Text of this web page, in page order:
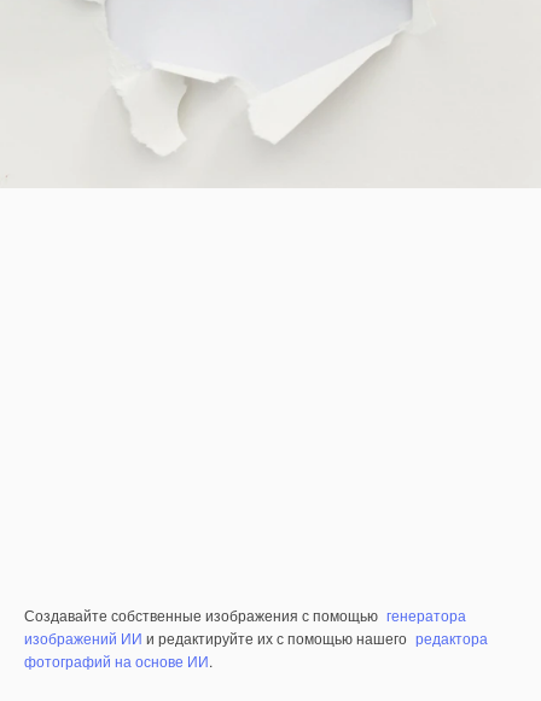
Создавайте собственные изображения с помощью генератора
изображений ИИ и редактируйте их с помощью нашего редактора
фотографий на основе ИИ.